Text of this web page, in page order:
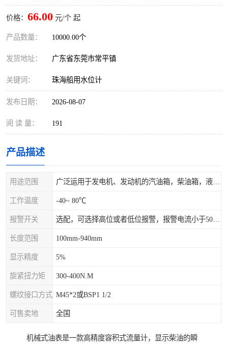
价格： 66.00 元/个 起
产品数量： 10000.00个
发货地址： 广东省东莞市常平镇
关键词： 珠海船用水位计
发布日期： 2026-08-07
阅 读 量： 191
产品描述
用途范围
工作温度 -40~ 80℃
报警开关
长度范围 100mm-940mm
显示精度 5%
旋紧扭力矩 300-400N.M
螺纹接口方式 M45*2或BSP1 1/2
可售卖地 全国
机械式油表是一款高精度容积式流量计，显示柴油的瞬